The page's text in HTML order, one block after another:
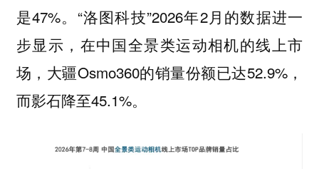
是47%。“洛图科技”2026年2月的数据进一
步显示，在中国全景类运动相机的线上市
场，大疆Osmo360的销量份额已达52.9%，
而影石降至45.1%。